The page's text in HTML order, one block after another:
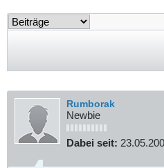
Rumborak
Newbie
Dabei seit: